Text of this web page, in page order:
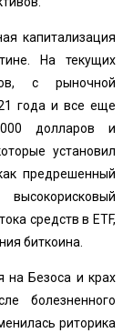
капитализация
На текущих
с рыночной
года и все еще
долларов и
установил
предрешенный
средств в ETF,
биткоина.
на Безоса и крах
болезненного
риторика